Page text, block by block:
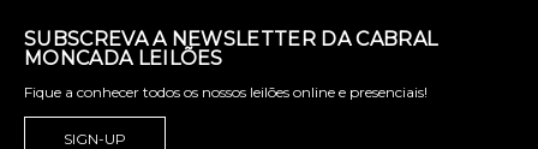
SUBSCREVA A NEWSLETTER DA CABRAL
MONCADA LEILÕES
Fique a conhecer todos os nossos leilões online e presenciais!
SIGN-UP